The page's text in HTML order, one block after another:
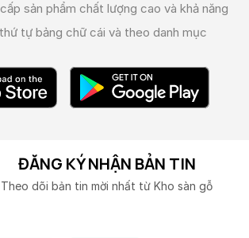
sản phẩm chất lượng cao và khả năng
tự bảng chữ cái và theo danh mục
ĐĂNG KÝ NHẬN BẢN TIN
Theo dõi bản tin mời nhất từ Kho sàn gỗ